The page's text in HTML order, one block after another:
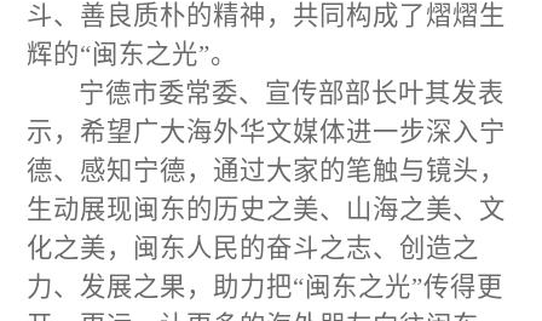
斗、善良质朴的精神，共同构成了熠熠生
辉的“闽东之光”。
宁德市委常委、宣传部部长叶其发表
示，希望广大海外华文媒体进一步深入宁
德、感知宁德，通过大家的笔触与镜头，
生动展现闽东的历史之美、山海之美、文
化之美，闽东人民的奋斗之志、创造之
力、发展之果，助力把“闽东之光”传得更